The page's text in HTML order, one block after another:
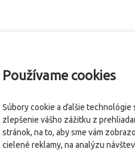
Používame cookies
Súbory cookie a ďalšie technológie
zlepšenie vášho zážitku z
stránok, na to, aby sme vám
cielené reklamy, na analýzu